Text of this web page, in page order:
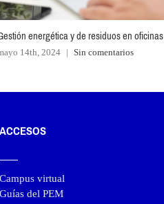
energética y de residuos en oficinas
14th, 2024 | Sin comentarios
ACCESOS
Campus virtual
Guías del PEM